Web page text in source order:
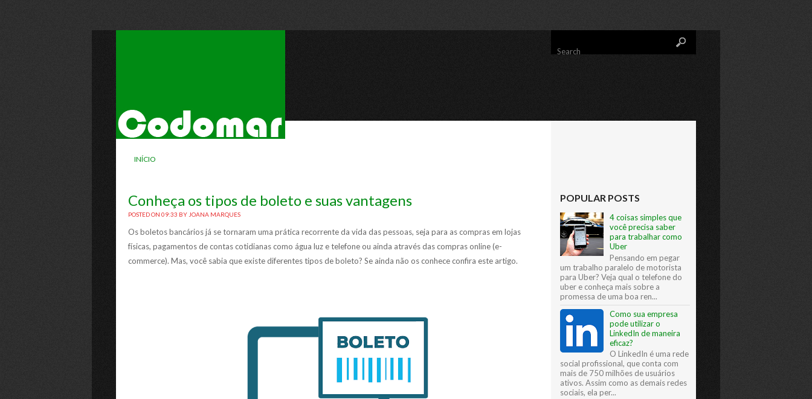
INÍCIO
Conheça os tipos de boleto e suas vantagens
POSTED ON 09:33 BY JOANA MARQUES
Os boletos bancários já se tornaram uma prática recorrente da vida das pessoas, seja para as compras em lojas
físicas, pagamentos de contas cotidianas como água luz e telefone ou ainda através das compras online (e-
commerce). Mas, você sabia que existe diferentes tipos de boleto? Se ainda não os conhece confira este artigo.
POPULAR POSTS
4 coisas simples que
você precisa saber
para trabalhar como
Uber
Pensando em pegar
um trabalho paralelo de motorista
para Uber? Veja qual o telefone do
uber e conheça mais sobre a
promessa de uma boa ren...
Como sua empresa
pode utilizar o
LinkedIn de maneira
eficaz?
O LinkedIn é uma rede
social profissional, que conta com
mais de 750 milhões de usuários
ativos. Assim como as demais redes
sociais, ela per...